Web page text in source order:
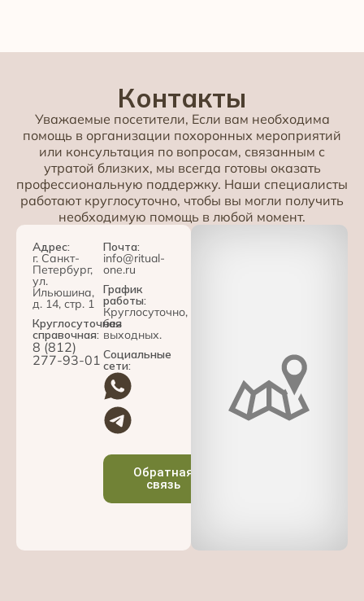
Контакты
Уважаемые посетители, Если вам необходима
помощь в организации похоронных мероприятий
или консультация по вопросам, связанным с
утратой близких, мы всегда готовы оказать
профессиональную поддержку. Наши специалисты
работают круглосуточно, чтобы вы могли получить
необходимую помощь в любой момент.
Адрес:
г. Санкт-
Петербург,
ул.
Ильюшина,
д. 14, стр. 1
Круглосуточная
справочная:
8 (812)
277-93-01
Почта:
info@ritual-
one.ru
График
работы:
Круглосуточно,
без
выходных.
Социальные
сети:
Обратная
связь